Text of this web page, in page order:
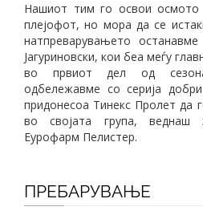
Нашиот тим го освои
плејофот, но мора да се
натпреварувањето
Јагуриновски, кои беа меѓу
во првиот дел од
одбележавме со серија
придонесоа Тинекс Пролет да
во својата група, веднаш
Еурофарм Пелистер.
ПРЕБАРУВАЊЕ